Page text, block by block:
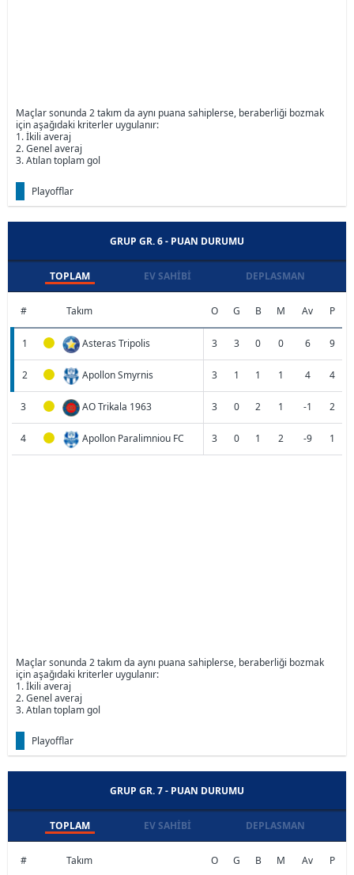
Maçlar sonunda 2 takım da aynı puana sahiplerse, beraberliği bozmak
için aşağıdaki kriterler uygulanır:
1. İkili averaj
2. Genel averaj
3. Atılan toplam gol
Playofflar
GRUP GR. 6 - PUAN DURUMU
TOPLAM EV SAHIBI DEPLASMAN
# Takım O G B M Av P
1 Asteras Tripolis 3 3 0 0 6 9
2 Apollon Smyrnis 3 1 1 1 4 4
3 AO Trikala 1963 3 0 2 1 -1 2
4 Apollon Paralimniou FC 3 0 1 2 -9 1
Maçlar sonunda 2 takım da aynı puana sahiplerse, beraberliği bozmak
için aşağıdaki kriterler uygulanır:
1. İkili averaj
2. Genel averaj
3. Atılan toplam gol
Playofflar
GRUP GR. 7 - PUAN DURUMU
TOPLAM EV SAHIBI DEPLASMAN
# Takım O G B M Av P